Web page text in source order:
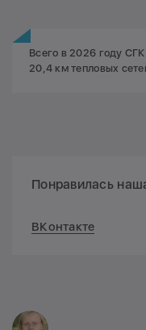
Всего в 2026 году
20,4 км тепловых
Понравилась
ВКонтакте